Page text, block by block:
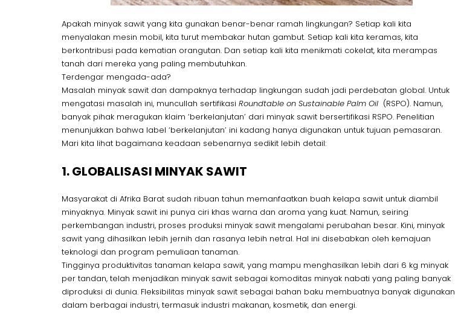
Apakah minyak sawit yang kita gunakan benar-benar ramah lingkungan? Setiap kali kita
menyalakan mesin mobil, kita turut membakar hutan gambut. Setiap kali kita keramas, kita
berkontribusi pada kematian orangutan. Dan setiap kali kita menikmati cokelat, kita merampas
tanah dari mereka yang paling membutuhkan.
Terdengar mengada-ada?
Masalah minyak sawit dan dampaknya terhadap lingkungan sudah jadi perdebatan global. Untuk
mengatasi masalah ini, muncullah sertifikasi Roundtable on Sustainable Palm Oil (RSPO). Namun,
banyak pihak meragukan klaim ‘berkelanjutan’ dari minyak sawit bersertifikasi RSPO. Penelitian
menunjukkan bahwa label ‘berkelanjutan’ ini kadang hanya digunakan untuk tujuan pemasaran.
Mari kita lihat bagaimana keadaan sebenarnya sedikit lebih detail:
1. GLOBALISASI MINYAK SAWIT
Masyarakat di Afrika Barat sudah ribuan tahun memanfaatkan buah kelapa sawit untuk diambil
minyaknya. Minyak sawit ini punya ciri khas warna dan aroma yang kuat. Namun, seiring
perkembangan industri, proses produksi minyak sawit mengalami perubahan besar. Kini, minyak
sawit yang dihasilkan lebih jernih dan rasanya lebih netral. Hal ini disebabkan oleh kemajuan
teknologi dan program pemuliaan tanaman.
Tingginya produktivitas tanaman kelapa sawit, yang mampu menghasilkan lebih dari 6 kg minyak
per tandan, telah menjadikan minyak sawit sebagai komoditas minyak nabati yang paling banyak
diproduksi di dunia. Fleksibilitas minyak sawit sebagai bahan baku membuatnya banyak digunakan
dalam berbagai industri, termasuk industri makanan, kosmetik, dan energi.